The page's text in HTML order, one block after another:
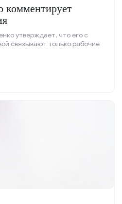
утверждает, что его с
связывают только рабочие